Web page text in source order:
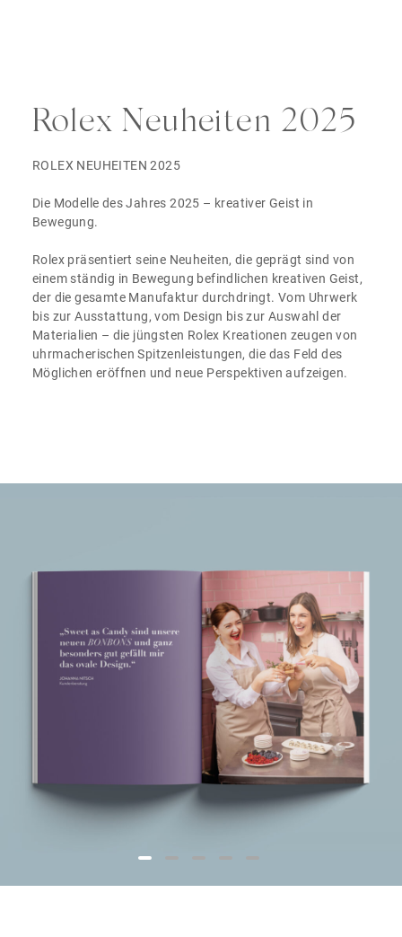
Rolex Neuheiten 2025
ROLEX NEUHEITEN 2025
Die Modelle des Jahres 2025 – kreativer Geist in
Bewegung.
Rolex präsentiert seine Neuheiten, die geprägt sind von
einem ständig in Bewegung befindlichen kreativen Geist,
der die gesamte Manufaktur durchdringt. Vom Uhrwerk
bis zur Ausstattung, vom Design bis zur Auswahl der
Materialien – die jüngsten Rolex Kreationen zeugen von
uhrmacherischen Spitzenleistungen, die das Feld des
Möglichen eröffnen und neue Perspektiven aufzeigen.